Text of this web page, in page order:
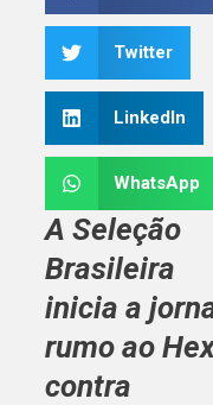
Twitter
LinkedIn
WhatsApp
A Seleção
Brasileira
inicia a
rumo ao
contra